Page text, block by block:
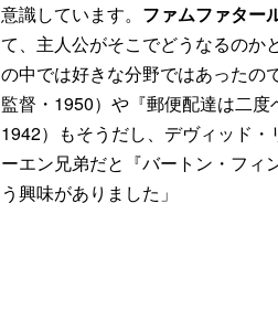
意識しています。 ファムファター
て、主人公がそこでどうなるのか
の中では好きな分野ではあったの
監督・1950）や『郵便配達は二
1942）もそうだし、デヴィッド・
ーエン兄弟だと『バートン・フィ
う興味がありました」